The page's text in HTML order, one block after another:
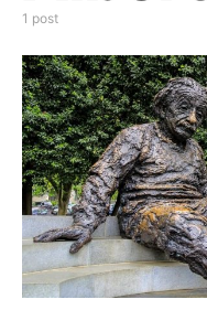
1 post